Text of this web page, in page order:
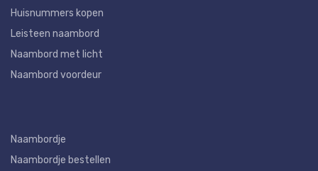
Huisnummers kopen
Leisteen naambord
Naambord met licht
Naambord voordeur
Naambordje
Naambordje bestellen